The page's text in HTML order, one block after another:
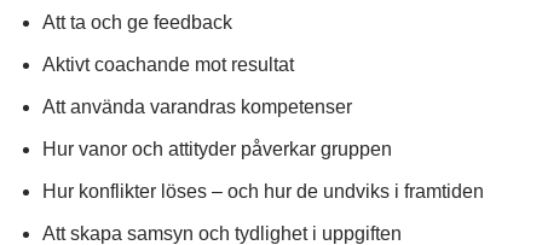
Att ta och ge feedback
Aktivt coachande mot resultat
Att använda varandras kompetenser
Hur vanor och attityder påverkar gruppen
Hur konflikter löses – och hur de undviks i framtiden
Att skapa samsyn och tydlighet i uppgiften